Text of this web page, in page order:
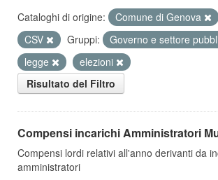
Cataloghi di origine: Comune di Genova
CSV
Gruppi: Governo e settore
legge
elezioni
Risultato del Filtro
Compensi incarichi Amministratori
Compensi lordi relativi all'anno derivanti da
amministratori